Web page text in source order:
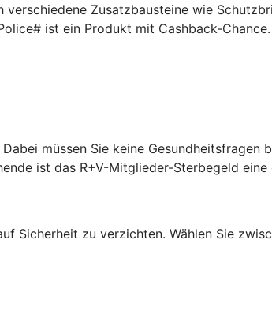
Zusatzbausteine wie
ist ein Produkt mit Cashback-Chance.
müssen Sie keine
ist das R+V-Mitglieder-Sterbegeld
Sicherheit zu verzichten. Wählen Sie